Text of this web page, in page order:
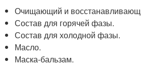
Очищающий и
Состав для горячей фазы.
Состав для холодной фазы.
Масло.
Маска-бальзам.